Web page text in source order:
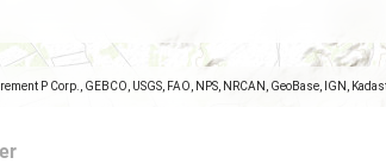
P Corp., GEBCO, USGS, FAO, NPS, NRCAN, GeoBase, IGN,